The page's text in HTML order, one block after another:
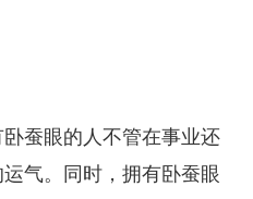
蚕眼的人不管在事业还
气。同时，拥有卧蚕眼